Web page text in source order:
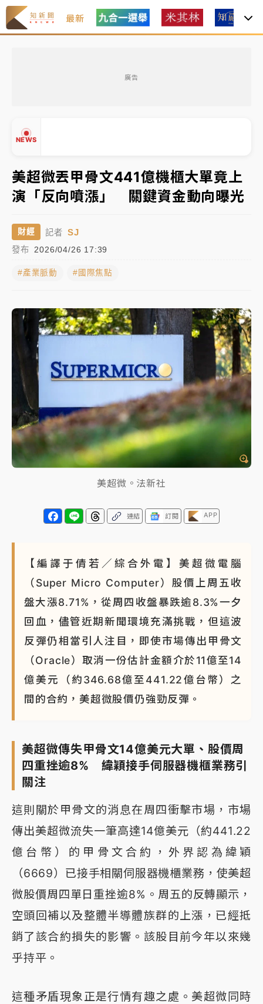
最新
廣告
NEWS
周末精選｜
面手法 郭台銘、蔡英文成關鍵
本周爆款短影音｜
柯文哲帶電子手鐶拄拐杖現身／周玉
蔻蔡玉真開撕爆料
周末精選｜
跨境網購族注意！EZ Way若改由政府委
蔣萬安的建中同學！47歲法律學霸戰桃園 公開上任首
要3件事
中颱白海豚環流掠北海！今明防劇烈降雨 東部高溫飆
38度
周末精選｜
慈濟遭詐10億完整始末曝！律師掮客大玩兩
面手法 郭台銘、蔡英文成關鍵
本周爆款短影音｜
柯文哲帶電子手鐶拄拐杖現身／周玉
蔻蔡玉真開撕爆料
周末精選｜ 跨境網購族注意！EZ Way若改由政府委
任 預算難關如何解？
蔣萬安的建中同學！47歲法律學霸戰桃園 公開上任首
美超微丟甲骨文441億機櫃大單竟上
演「反向噴漲」 關鍵資金動向曝光
財經 記者 SJ
發布 2026/04/26 17:39
#產業脈動 #國際焦點
美超微。法新社
連結 訂閱 APP
【編譯于倩若／綜合外電】美超微電腦
（Super Micro Computer）股價上周五收
盤大漲8.71%，從周四收盤暴跌逾8.3%一夕
回血，儘管近期新聞環境充滿挑戰，但這波
反彈仍相當引人注目，即使市場傳出甲骨文
（Oracle）取消一份估計金額介於11億至14
億美元（約346.68億至441.22億台幣）之
間的合約，美超微股價仍強勁反彈。
美超微傳失甲骨文14億美元大單、股價周
四重挫逾8% 緯穎接手伺服器機櫃業務引
關注
這則關於甲骨文的消息在周四衝擊市場，市場
傳出美超微流失一筆高達14億美元（約441.22
億台幣）的甲骨文合約，外界認為緯穎
（6669）已接手相關伺服器機櫃業務，使美超
微股價周四單日重挫逾8%。周五的反轉顯示，
空頭回補以及整體半導體族群的上漲，已經抵
銷了該合約損失的影響。該股目前今年以來幾
乎持平。
這種矛盾現象正是行情有趣之處。美超微同時